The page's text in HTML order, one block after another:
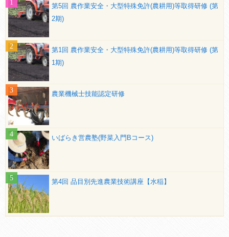
第5回 農作業安全・大型特殊免許(農耕用)等取得研修 (第
2期)
第1回 農作業安全・大型特殊免許(農耕用)等取得研修 (第
1期)
農業機械士技能認定研修
いばらき営農塾(野菜入門Bコース)
第4回 品目別先進農業技術講座【水稲】